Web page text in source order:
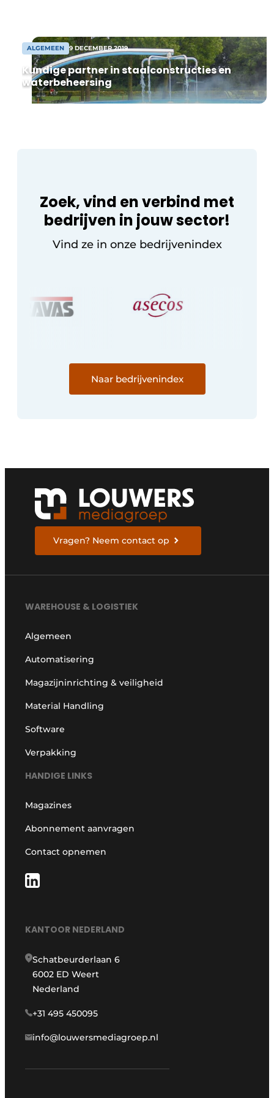
gestart met de bouw […]
ALGEMEEN 9 DECEMBER 2019
Kundige partner in staalconstructies en
waterbeheersing
Zoek, vind en verbind met
bedrijven in jouw sector!
Vind ze in onze bedrijvenindex
Naar bedrijvenindex
Vragen? Neem contact op
WAREHOUSE & LOGISTIEK
Algemeen
Automatisering
Magazijninrichting & veiligheid
Material Handling
Software
Verpakking
HANDIGE LINKS
Magazines
Abonnement aanvragen
Contact opnemen
KANTOOR NEDERLAND
Schatbeurderlaan 6
6002 ED Weert
Nederland
+31 495 450095
info@louwersmediagroep.nl